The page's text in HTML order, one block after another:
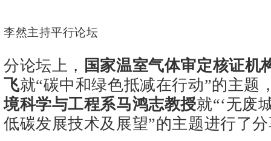
李然主持平行论坛
分论坛上， 国家温室气体审定核证机
飞就“碳中和绿色抵减在行动”的主题
境科学与工程系马鸿志教授就“‘无废
低碳发展技术及展望”的主题进行了